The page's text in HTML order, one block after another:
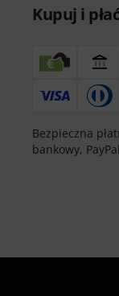
Kupuj i
Bezpieczna
bankowy,